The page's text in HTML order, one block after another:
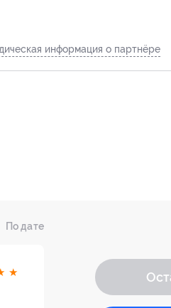
информация о партнёре
По дате
★